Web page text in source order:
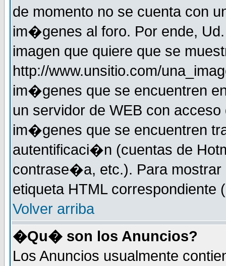
de momento no se cuenta con
im�genes al foro. Por ende,
imagen que quiere que se
http://www.unsitio.com/
im�genes que se encuentren
un servidor de WEB con
im�genes que se encuentren
autentificaci�n (cuentas de
contrase�a, etc.). Para mostrar
etiqueta HTML correspondiente
Volver arriba
�Qu� son los Anuncios?
Los Anuncios usualmente